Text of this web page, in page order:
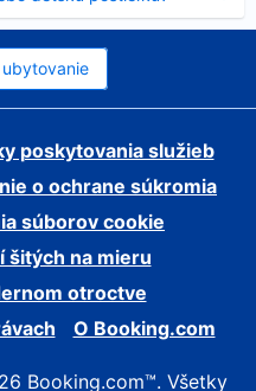
poskytovania služieb
o ochrane súkromia
súborov cookie
šitých na mieru
otroctve
O Booking.com
Booking.com™. Všetky